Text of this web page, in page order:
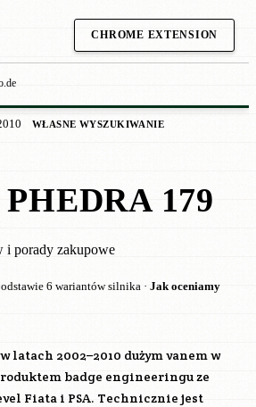
CHROME EXTENSION
WŁASNE WYSZUKIWANIE
179
i porady zakupowe
6 wariantów silnika · Jak oceniamy
latach 2002–2010 dużym vanem w
badge engineeringu ze
Fiata i PSA. Technicznie jest